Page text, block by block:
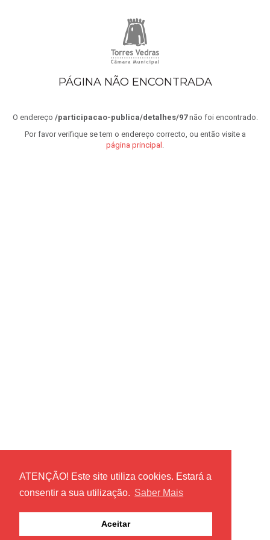
ATENÇÃO! Este site utiliza cookies. Estará a
consentir a sua utilização. Saber Mais
Aceitar
PÁGINA NÃO ENCONTRADA
O endereço /participacao-publica/detalhes/97não foi encontrado.
Por favor verifique se tem o endereço correcto, ou então visite a
página principal .